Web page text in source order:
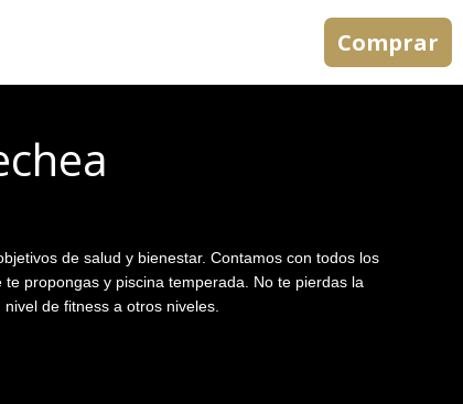
Comprar
de salud y bienestar. Contamos con todos los
propongas y piscina temperada. No te pierdas la
de fitness a otros niveles.